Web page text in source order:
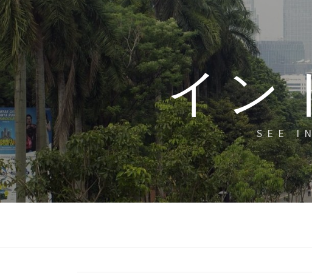
コ
ン
テ
ン
ツ
へ
キ
ッ
プ
イン
SEE